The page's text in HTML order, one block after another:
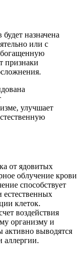
назначена
или с
признаки
улучшает
от ядовитых
облучение крови
способствует
естественных
клеток.
воздействия
организму и
выводятся
аллергии.